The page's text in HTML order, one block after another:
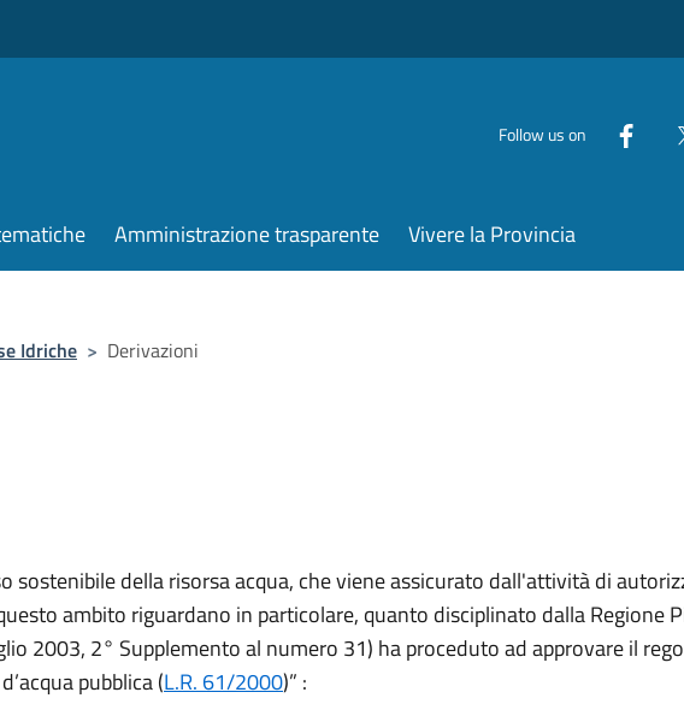
Follow us on
Amministrazione trasparente Vivere la Provincia
Idriche > Derivazioni
della risorsa acqua, che viene assicurato dall'attività di
ambito riguardano in particolare, quanto disciplinato dalla Regione
2003, 2° Supplemento al numero 31) ha proceduto ad approvare il
pubblica (L.R. 61/2000)” :